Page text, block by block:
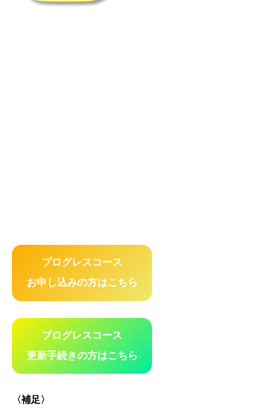
プログレスコース
お申し込みの方はこちら
プログレスコース
更新手続きの方はこちら
〈補足〉